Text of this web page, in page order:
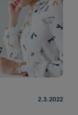
2.3.2022